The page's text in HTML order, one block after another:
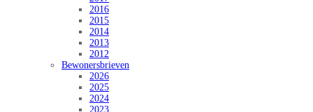
2016
2015
2014
2013
2012
Bewonersbrieven
2026
2025
2024
2023